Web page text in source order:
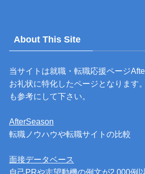
About This Site
当サイトは就職・転職応援ページ
お礼状に特化したページとなります
も参考にして下さい。
AfterSeason
転職ノウハウや転職サイトの比較
面接データベース
自己PRや志望動機の例文が2,000例